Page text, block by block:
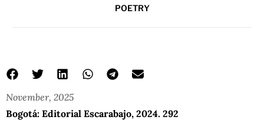
POETRY
November, 2025
Bogotá: Editorial Escarabajo, 2024. 292